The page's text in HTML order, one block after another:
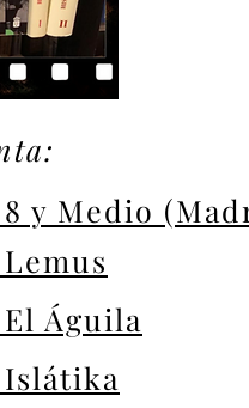
y Medio
Águila